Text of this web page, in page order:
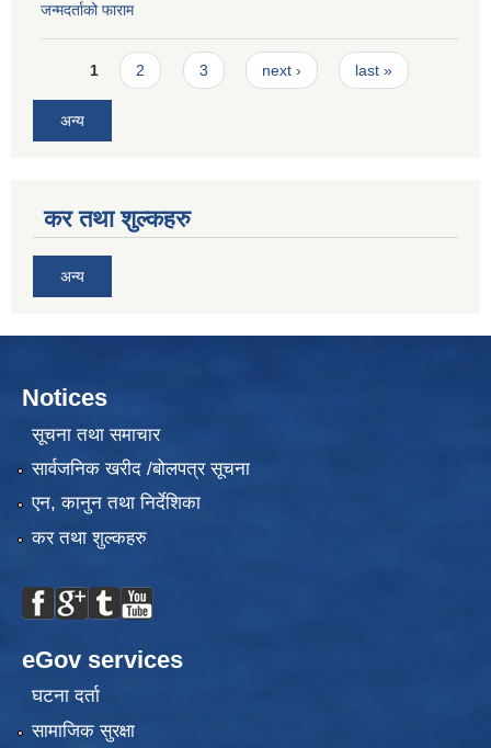
जन्मदर्ताको फाराम
Pages
1 2 3 next › last »
अन्य
कर तथा शुल्कहरु
अन्य
Notices
सूचना तथा समाचार
सार्वजनिक खरीद /बोलपत्र सूचना
एन, कानुन तथा निर्देशिका
कर तथा शुल्कहरु
eGov services
घटना दर्ता
सामाजिक सुरक्षा